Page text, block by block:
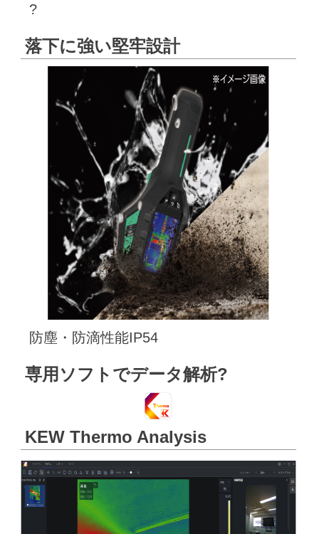
?
落下に強い堅牢設計
防塵・防滴性能IP54
専用ソフトでデータ解析?
KEW Thermo Analysis